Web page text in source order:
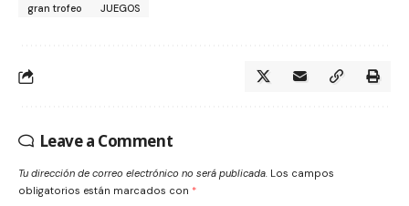
gran trofeo
JUEGOS
Leave a Comment
Tu dirección de correo electrónico no será publicada. Los campos
obligatorios están marcados con *